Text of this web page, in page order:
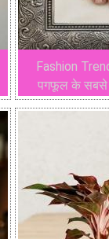
Fashion
पगफूल के सबसे